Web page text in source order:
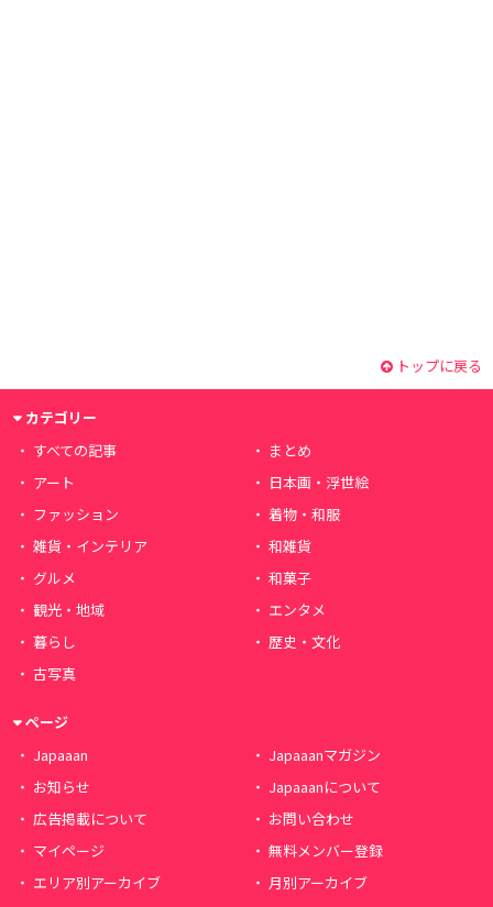
トップに戻る
カテゴリー
すべての記事
まとめ
アート
日本画・浮世絵
ファッション
着物・和服
雑貨・インテリア
和雑貨
グルメ
和菓子
観光・地域
エンタメ
暮らし
歴史・文化
古写真
ページ
Japaaan
Japaaanマガジン
お知らせ
Japaaanについて
広告掲載について
お問い合わせ
マイページ
無料メンバー登録
エリア別アーカイブ
月別アーカイブ